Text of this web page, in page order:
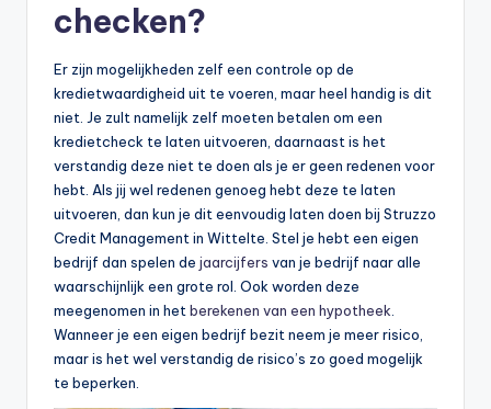
checken?
Er zijn mogelijkheden zelf een controle op de
kredietwaardigheid uit te voeren, maar heel handig is dit
niet. Je zult namelijk zelf moeten betalen om een
kredietcheck te laten uitvoeren, daarnaast is het
verstandig deze niet te doen als je er geen redenen voor
hebt. Als jij wel redenen genoeg hebt deze te laten
uitvoeren, dan kun je dit eenvoudig laten doen bij Struzzo
Credit Management in Wittelte. Stel je hebt een eigen
bedrijf dan spelen de jaarcijfers van je bedrijf naar alle
waarschijnlijk een grote rol. Ook worden deze
meegenomen in hetberekenen van een hypotheek.
Wanneer je een eigen bedrijf bezit neem je meer risico,
maar is het wel verstandig de risico’s zo goed mogelijk
te beperken.